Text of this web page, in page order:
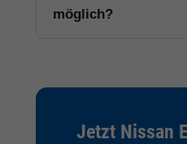
möglich?
Jetzt Nissan